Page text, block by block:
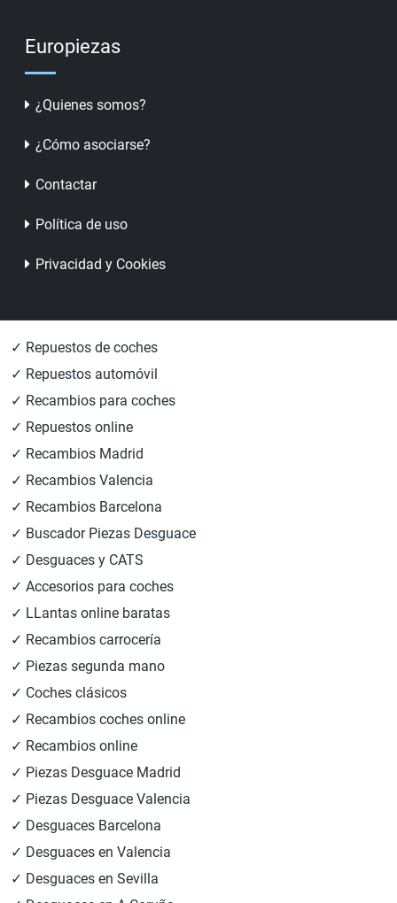
Europiezas
¿Quienes somos?
¿Cómo asociarse?
Contactar
Política de uso
Privacidad y Cookies
✓ Repuestos de coches
✓ Repuestos automóvil
✓ Recambios para coches
✓ Repuestos online
✓ Recambios Madrid
✓ Recambios Valencia
✓ Recambios Barcelona
✓ Buscador Piezas Desguace
✓ Desguaces y CATS
✓ Accesorios para coches
✓ LLantas online baratas
✓ Recambios carrocería
✓ Piezas segunda mano
✓ Coches clásicos
✓ Recambios coches online
✓ Recambios online
✓ Piezas Desguace Madrid
✓ Piezas Desguace Valencia
✓ Desguaces Barcelona
✓ Desguaces en Valencia
✓ Desguaces en Sevilla